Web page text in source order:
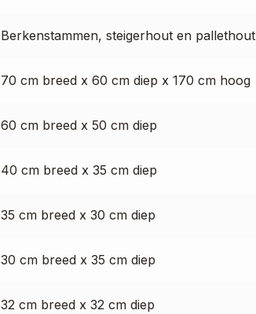
Berkenstammen, steigerhout en pallethout
70 cm breed x 60 cm diep x 170 cm hoog
60 cm breed x 50 cm diep
40 cm breed x 35 cm diep
35 cm breed x 30 cm diep
30 cm breed x 35 cm diep
32 cm breed x 32 cm diep